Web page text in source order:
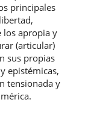
principales
los apropia y
(articular)
sus propias
epistémicas,
tensionada y